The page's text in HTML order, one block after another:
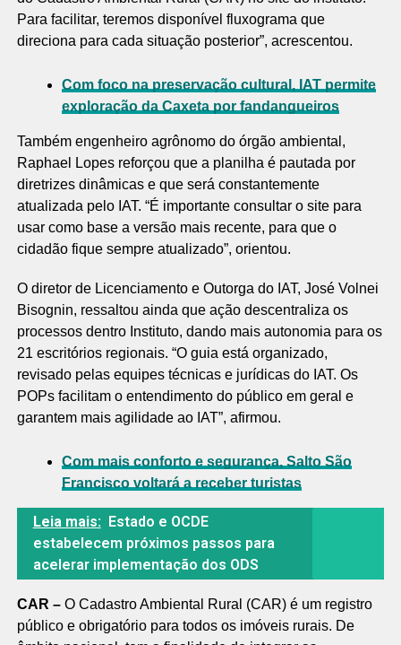
Para facilitar, teremos disponível fluxograma que
direciona para cada situação posterior”, acrescentou.
Com foco na preservação cultural, IAT permite
exploração da Caxeta por fandangueiros
Também engenheiro agrônomo do órgão ambiental,
Raphael Lopes reforçou que a planilha é pautada por
diretrizes dinâmicas e que será constantemente
atualizada pelo IAT. “É importante consultar o site para
usar como base a versão mais recente, para que o
cidadão fique sempre atualizado”, orientou.
O diretor de Licenciamento e Outorga do IAT, José Volnei
Bisognin, ressaltou ainda que ação descentraliza os
processos dentro Instituto, dando mais autonomia para os
21 escritórios regionais. “O guia está organizado,
revisado pelas equipes técnicas e jurídicas do IAT. Os
POPs facilitam o entendimento do público em geral e
garantem mais agilidade ao IAT”, afirmou.
Com mais conforto e segurança, Salto São
Francisco voltará a receber turistas
Leia mais: Estado e OCDE
estabelecem próximos passos para
acelerar implementação dos ODS
CAR – O Cadastro Ambiental Rural (CAR) é um registro
público e obrigatório para todos os imóveis rurais. De